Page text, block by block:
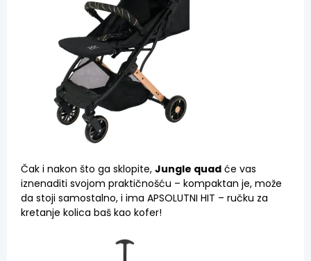
Čak i nakon što ga sklopite, Jungle quad će vas
iznenaditi svojom praktičnošću – kompaktan je, može
da stoji samostalno, i ima APSOLUTNI HIT – ručku za
kretanje kolica baš kao kofer!